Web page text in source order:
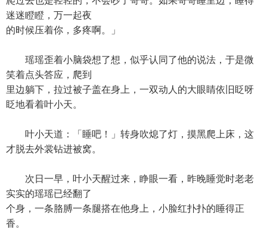
迷迷瞪瞪，万一起夜
的时候压着你，多疼啊。」
瑶瑶歪着小脑袋想了想，似乎认同了他的说法，于是微
笑着点头答应，爬到
里边躺下，拉过被子盖在身上，一双动人的大眼睛依旧眨呀
眨地看着叶小天。
叶小天道：「睡吧！」转身吹熄了灯，摸黑爬上床，这
才脱去外裳钻进被窝。
次日一早，叶小天醒过来，睁眼一看，昨晚睡觉时老老
实实的瑶瑶已经翻了
个身，一条胳膊一条腿搭在他身上，小脸红扑扑的睡得正
香。